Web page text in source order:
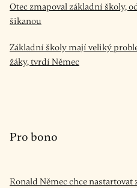
Otec zmapoval základní školy,
šikanou
Základní školy mají veliký
žáky, tvrdí Němec
Pro bono
Ronald Němec chce